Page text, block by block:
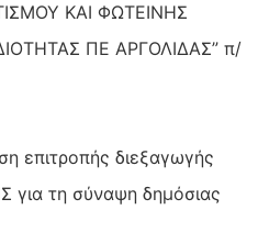
ΚΑΙ ΦΩΤΕΙΝΗΣ
ΠΕ ΑΡΓΟΛΙΔΑΣ” π/
επιτροπής διεξαγωγής
για τη σύναψη δημόσιας